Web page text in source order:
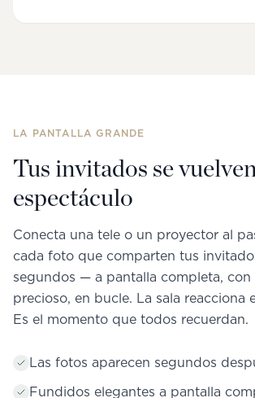
LA PANTALLA GRANDE
Tus invitados se
espectáculo
Conecta una tele o un proyector al
cada foto que comparten tus
segundos — a pantalla completa, con
precioso, en bucle. La sala reacciona
Es el momento que todos recuerdan.
Las fotos aparecen segundos
Fundidos elegantes a pantalla